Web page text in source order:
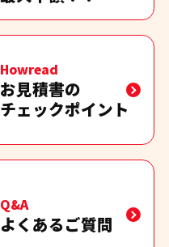
Howread
お見積書の
チェックポイント
Q&A
よくあるご質問